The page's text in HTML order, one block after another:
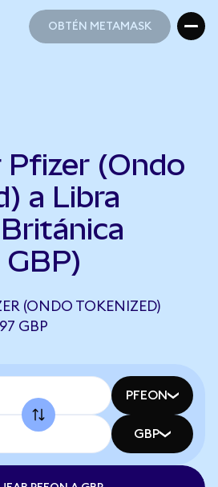
OBTÉN METAMASK
(Ondo
a Libra
(ONDO TOKENIZED)
GBP
PFEON
GBP